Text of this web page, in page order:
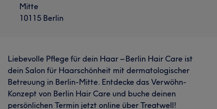
Mitte
10115 Berlin
Liebevolle Pflege für dein Haar – Berlin Hair Care ist
dein Salon für Haarschönheit mit dermatologischer
Betreuung in Berlin-Mitte. Entdecke das Verwöhn-
Konzept von Berlin Hair Care und buche deinen
persönlichen Termin jetzt online über Treatwell!